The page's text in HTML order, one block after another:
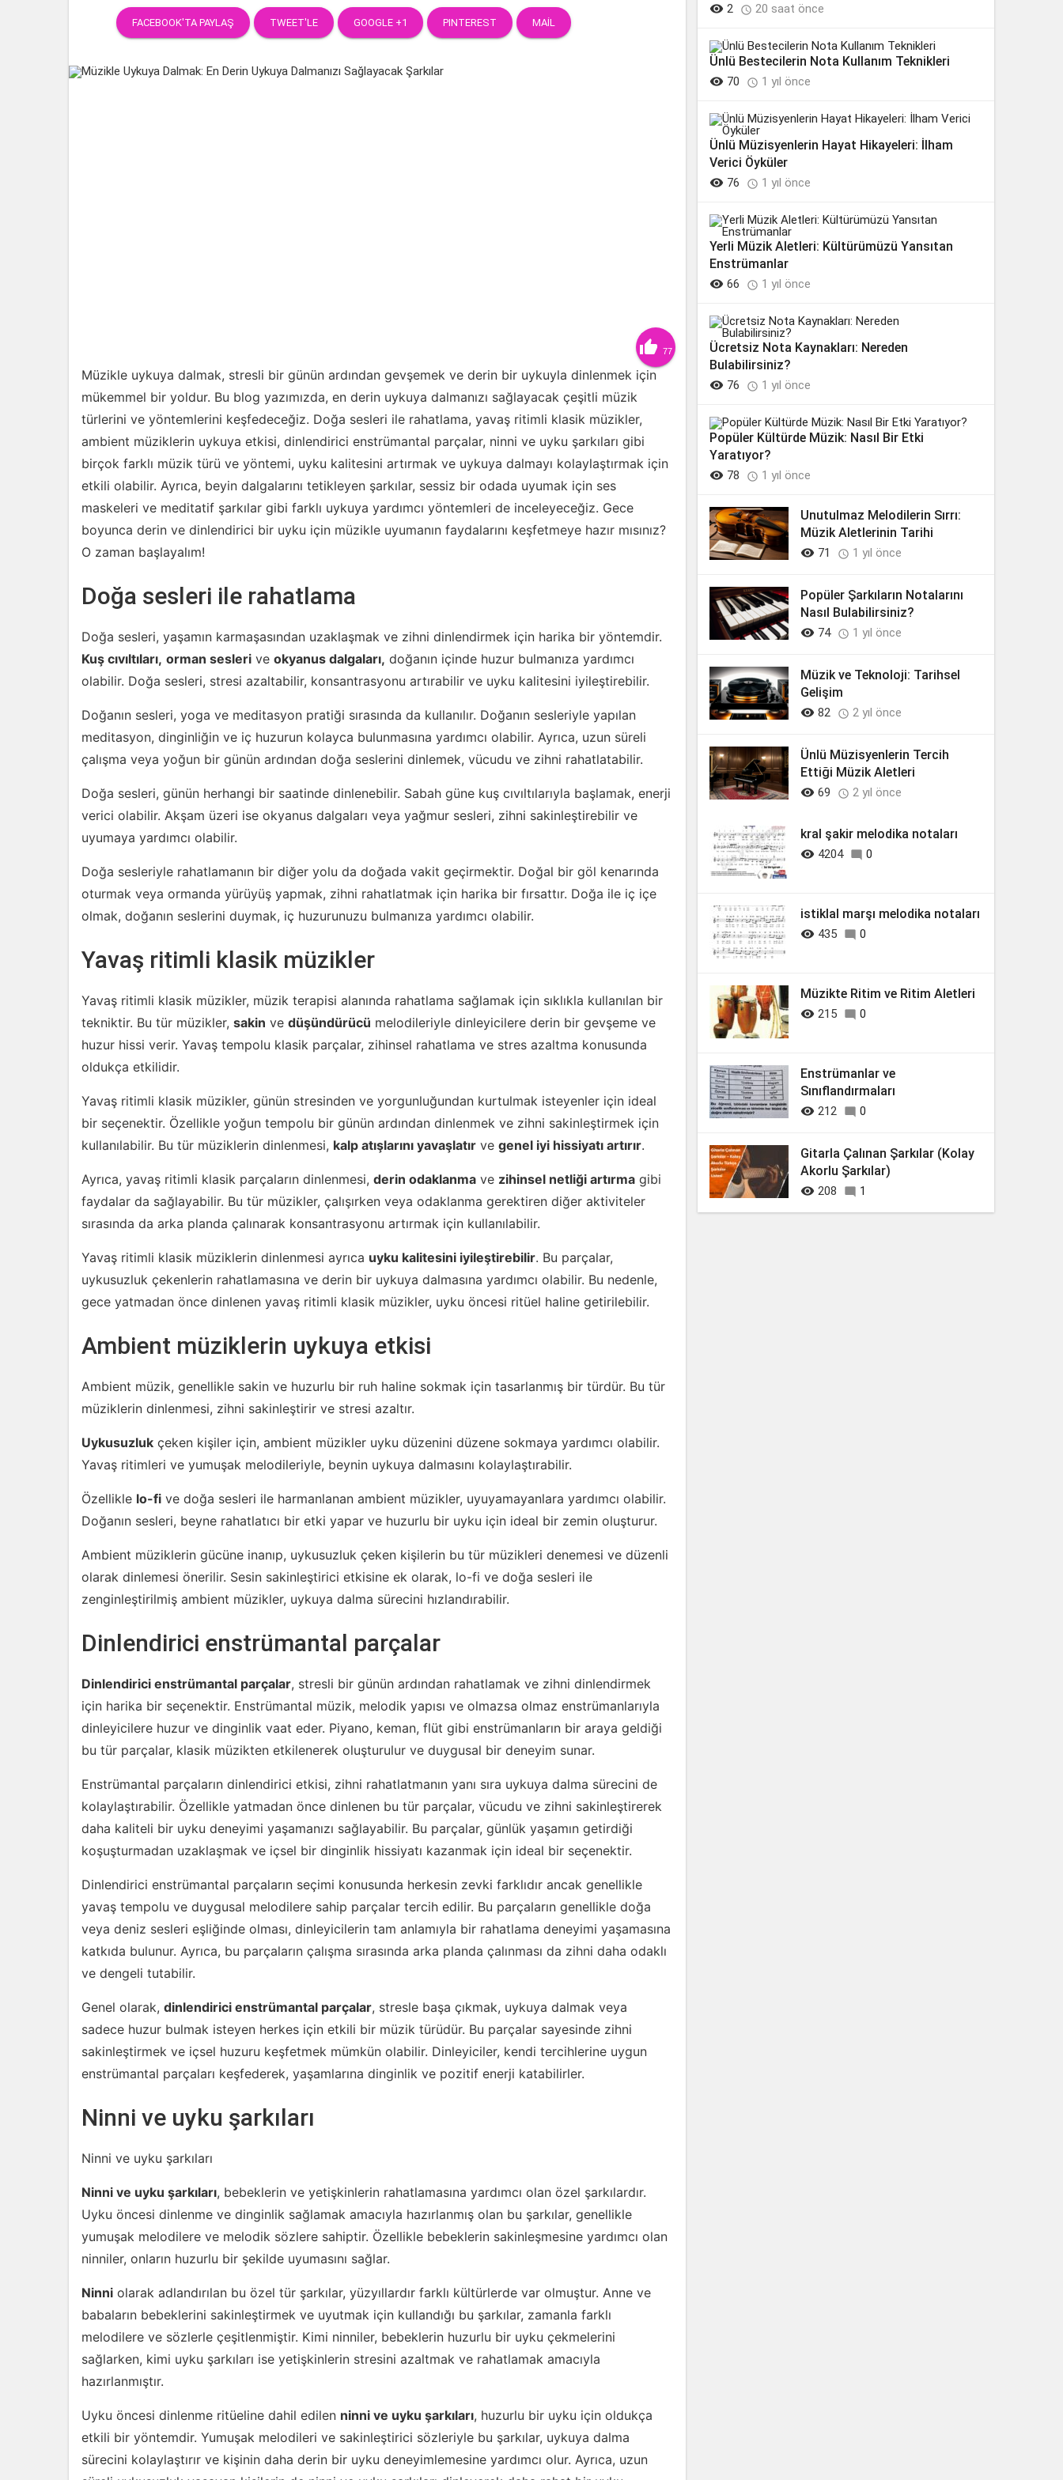
FACEBOOK'TA PAYLAŞ TWEET'LE GOOGLE +1 PINTEREST MAIL
 77
Müzikle uykuya dalmak, stresli bir günün ardından gevşemek ve derin bir uykuyla dinlenmek için
mükemmel bir yoldur. Bu blog yazımızda, en derin uykuya dalmanızı sağlayacak çeşitli müzik
türlerini ve yöntemlerini keşfedeceğiz. Doğa sesleri ile rahatlama, yavaş ritimli klasik müzikler,
ambient müziklerin uykuya etkisi, dinlendirici enstrümantal parçalar, ninni ve uyku şarkıları gibi
birçok farklı müzik türü ve yöntemi, uyku kalitesini artırmak ve uykuya dalmayı kolaylaştırmak için
etkili olabilir. Ayrıca, beyin dalgalarını tetikleyen şarkılar, sessiz bir odada uyumak için ses
maskeleri ve meditatif şarkılar gibi farklı uykuya yardımcı yöntemleri de inceleyeceğiz. Gece
boyunca derin ve dinlendirici bir uyku için müzikle uyumanın faydalarını keşfetmeye hazır mısınız?
O zaman başlayalım!
Doğa sesleri ile rahatlama
Doğa sesleri, yaşamın karmaşasından uzaklaşmak ve zihni dinlendirmek için harika bir yöntemdir.
Kuş cıvıltıları, orman sesleri ve okyanus dalgaları, doğanın içinde huzur bulmanıza yardımcı
olabilir. Doğa sesleri, stresi azaltabilir, konsantrasyonu artırabilir ve uyku kalitesini iyileştirebilir.
Doğanın sesleri, yoga ve meditasyon pratiği sırasında da kullanılır. Doğanın sesleriyle yapılan
meditasyon, dinginliğin ve iç huzurun kolayca bulunmasına yardımcı olabilir. Ayrıca, uzun süreli
çalışma veya yoğun bir günün ardından doğa seslerini dinlemek, vücudu ve zihni rahatlatabilir.
Doğa sesleri, günün herhangi bir saatinde dinlenebilir. Sabah güne kuş cıvıltılarıyla başlamak, enerji
verici olabilir. Akşam üzeri ise okyanus dalgaları veya yağmur sesleri, zihni sakinleştirebilir ve
uyumaya yardımcı olabilir.
Doğa sesleriyle rahatlamanın bir diğer yolu da doğada vakit geçirmektir. Doğal bir göl kenarında
oturmak veya ormanda yürüyüş yapmak, zihni rahatlatmak için harika bir fırsattır. Doğa ile iç içe
olmak, doğanın seslerini duymak, iç huzurunuzu bulmanıza yardımcı olabilir.
Yavaş ritimli klasik müzikler
Yavaş ritimli klasik müzikler, müzik terapisi alanında rahatlama sağlamak için sıklıkla kullanılan bir
tekniktir. Bu tür müzikler, sakin ve düşündürücü melodileriyle dinleyicilere derin bir gevşeme ve
huzur hissi verir. Yavaş tempolu klasik parçalar, zihinsel rahatlama ve stres azaltma konusunda
oldukça etkilidir.
Yavaş ritimli klasik müzikler, günün stresinden ve yorgunluğundan kurtulmak isteyenler için ideal
bir seçenektir. Özellikle yoğun tempolu bir günün ardından dinlenmek ve zihni sakinleştirmek için
kullanılabilir. Bu tür müziklerin dinlenmesi, kalp atışlarını yavaşlatır ve genel iyi hissiyatı artırır.
Ayrıca, yavaş ritimli klasik parçaların dinlenmesi, derin odaklanma ve zihinsel netliği artırma gibi
faydalar da sağlayabilir. Bu tür müzikler, çalışırken veya odaklanma gerektiren diğer aktiviteler
sırasında da arka planda çalınarak konsantrasyonu artırmak için kullanılabilir.
Yavaş ritimli klasik müziklerin dinlenmesi ayrıca uyku kalitesini iyileştirebilir. Bu parçalar,
uykusuzluk çekenlerin rahatlamasına ve derin bir uykuya dalmasına yardımcı olabilir. Bu nedenle,
gece yatmadan önce dinlenen yavaş ritimli klasik müzikler, uyku öncesi ritüel haline getirilebilir.
Ambient müziklerin uykuya etkisi
Ambient müzik, genellikle sakin ve huzurlu bir ruh haline sokmak için tasarlanmış bir türdür. Bu tür
müziklerin dinlenmesi, zihni sakinleştirir ve stresi azaltır.
Uykusuzluk çeken kişiler için, ambient müzikler uyku düzenini düzene sokmaya yardımcı olabilir.
Yavaş ritimleri ve yumuşak melodileriyle, beynin uykuya dalmasını kolaylaştırabilir.
Özellikle lo-fi ve doğa sesleri ile harmanlanan ambient müzikler, uyuyamayanlara yardımcı olabilir.
Doğanın sesleri, beyne rahatlatıcı bir etki yapar ve huzurlu bir uyku için ideal bir zemin oluşturur.
Ambient müziklerin gücüne inanıp, uykusuzluk çeken kişilerin bu tür müzikleri denemesi ve düzenli
olarak dinlemesi önerilir. Sesin sakinleştirici etkisine ek olarak, lo-fi ve doğa sesleri ile
zenginleştirilmiş ambient müzikler, uykuya dalma sürecini hızlandırabilir.
Dinlendirici enstrümantal parçalar
Dinlendirici enstrümantal parçalar, stresli bir günün ardından rahatlamak ve zihni dinlendirmek
için harika bir seçenektir. Enstrümantal müzik, melodik yapısı ve olmazsa olmaz enstrümanlarıyla
dinleyicilere huzur ve dinginlik vaat eder. Piyano, keman, flüt gibi enstrümanların bir araya geldiği
bu tür parçalar, klasik müzikten etkilenerek oluşturulur ve duygusal bir deneyim sunar.
Enstrümantal parçaların dinlendirici etkisi, zihni rahatlatmanın yanı sıra uykuya dalma sürecini de
kolaylaştırabilir. Özellikle yatmadan önce dinlenen bu tür parçalar, vücudu ve zihni sakinleştirerek
daha kaliteli bir uyku deneyimi yaşamanızı sağlayabilir. Bu parçalar, günlük yaşamın getirdiği
koşuşturmadan uzaklaşmak ve içsel bir dinginlik hissiyatı kazanmak için ideal bir seçenektir.
Dinlendirici enstrümantal parçaların seçimi konusunda herkesin zevki farklıdır ancak genellikle
yavaş tempolu ve duygusal melodilere sahip parçalar tercih edilir. Bu parçaların genellikle doğa
veya deniz sesleri eşliğinde olması, dinleyicilerin tam anlamıyla bir rahatlama deneyimi yaşamasına
katkıda bulunur. Ayrıca, bu parçaların çalışma sırasında arka planda çalınması da zihni daha odaklı
ve dengeli tutabilir.
Genel olarak, dinlendirici enstrümantal parçalar, stresle başa çıkmak, uykuya dalmak veya
sadece huzur bulmak isteyen herkes için etkili bir müzik türüdür. Bu parçalar sayesinde zihni
sakinleştirmek ve içsel huzuru keşfetmek mümkün olabilir. Dinleyiciler, kendi tercihlerine uygun
enstrümantal parçaları keşfederek, yaşamlarına dinginlik ve pozitif enerji katabilirler.
Ninni ve uyku şarkıları
Ninni ve uyku şarkıları
Ninni ve uyku şarkıları, bebeklerin ve yetişkinlerin rahatlamasına yardımcı olan özel şarkılardır.
Uyku öncesi dinlenme ve dinginlik sağlamak amacıyla hazırlanmış olan bu şarkılar, genellikle
yumuşak melodilere ve melodik sözlere sahiptir. Özellikle bebeklerin sakinleşmesine yardımcı olan
ninniler, onların huzurlu bir şekilde uyumasını sağlar.
Ninni olarak adlandırılan bu özel tür şarkılar, yüzyıllardır farklı kültürlerde var olmuştur. Anne ve
babaların bebeklerini sakinleştirmek ve uyutmak için kullandığı bu şarkılar, zamanla farklı
melodilere ve sözlerle çeşitlenmiştir. Kimi ninniler, bebeklerin huzurlu bir uyku çekmelerini
sağlarken, kimi uyku şarkıları ise yetişkinlerin stresini azaltmak ve rahatlamak amacıyla
hazırlanmıştır.
Uyku öncesi dinlenme ritüeline dahil edilen ninni ve uyku şarkıları, huzurlu bir uyku için oldukça
etkili bir yöntemdir. Yumuşak melodileri ve sakinleştirici sözleriyle bu şarkılar, uykuya dalma
sürecini kolaylaştırır ve kişinin daha derin bir uyku deneyimlemesine yardımcı olur. Ayrıca, uzun
 2  20 saat önce
Ünlü Bestecilerin Nota Kullanım Teknikleri
 70  1 yıl önce
Ünlü Müzisyenlerin Hayat Hikayeleri: İlham
Verici Öyküler
 76  1 yıl önce
Yerli Müzik Aletleri: Kültürümüzü Yansıtan
Enstrümanlar
 66  1 yıl önce
Ücretsiz Nota Kaynakları: Nereden
Bulabilirsiniz?
 76  1 yıl önce
Popüler Kültürde Müzik: Nasıl Bir Etki
Yaratıyor?
 78  1 yıl önce
Unutulmaz Melodilerin Sırrı:
Müzik Aletlerinin Tarihi
 71  1 yıl önce
Popüler Şarkıların Notalarını
Nasıl Bulabilirsiniz?
 74  1 yıl önce
Müzik ve Teknoloji: Tarihsel
Gelişim
 82  2 yıl önce
Ünlü Müzisyenlerin Tercih
Ettiği Müzik Aletleri
 69  2 yıl önce
kral şakir melodika notaları
 4204  0
istiklal marşı melodika notaları
 435  0
Müzikte Ritim ve Ritim Aletleri
 215  0
Enstrümanlar ve
Sınıflandırmaları
 212  0
Gitarla Çalınan Şarkılar (Kolay
Akorlu Şarkılar)
 208  1